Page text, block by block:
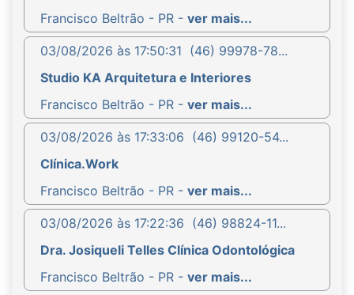
Francisco Beltrão - PR - ver mais...
03/08/2026 às 17:50:31 (46) 99978-78...
Studio KA Arquitetura e Interiores
Francisco Beltrão - PR - ver mais...
03/08/2026 às 17:33:06 (46) 99120-54...
Clínica.Work
Francisco Beltrão - PR - ver mais...
03/08/2026 às 17:22:36 (46) 98824-11...
Dra. Josiqueli Telles Clínica Odontológica
Francisco Beltrão - PR - ver mais...